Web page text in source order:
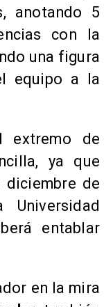
anotando 5
con la
una figura
equipo a la
extremo de
ya que
de
entablar
en la mira